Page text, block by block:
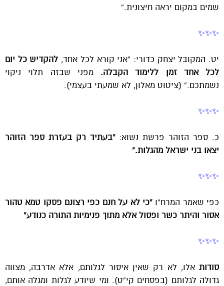
שמים במקום יראה חיצונית.”
✨✨✨
יט. המקובל יצחק כדורי: “אני קורא לכל אחד, להקדיש כל יום
לכל אחד זמן ללימוד הקבלה. מפני שבזה תלוי ניקוי
נשמתכם.” (ציטוט מאלון, לא שמעתי בעצמי).
✨✨✨
כ. ספר הזוהר פרשת נשוא:“בעתיד רק בעזרת ספר הזוהר
יצאו בני ישראל מהגלות.”
✨✨✨
כפי שאמר המרח”ו“כי לא על חנם כפי רצונם פסקו טמא טהור
אסור והיתר כשר ופסול אלא מתוך פנימיות התורה כנודע”
✨✨✨
סודותאלו, לא רק שאין איסור לגלותם, אלא אדרבה, מצווה
גדולה לגלותם (בפסחים קי”ט). ומי שיודע לגלות ומגלה אותם,